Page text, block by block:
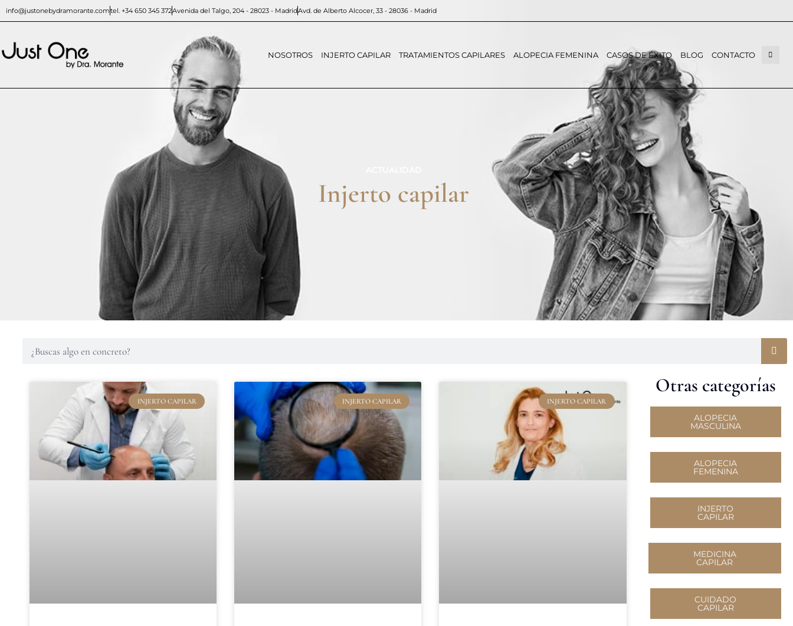
info@justonebydramorante.comtel. +34 650 345 372Avenida del Talgo, 204 - 28023 - MadridAvd. de Alberto Alcocer, 33 - 28036 - Madrid
NOSOTROS INJERTO CAPILAR TRATAMIENTOS CAPILARES ALOPECIA FEMENINA CASOS DE ÉXITO BLOG CONTACTO
Injerto capilar
INJERTO CAPILAR INJERTO CAPILAR INJERTO CAPILAR
Otras categorías
ALOPECIA
MASCULINA
ALOPECIA
FEMENINA
INJERTO
CAPILAR
MEDICINA
CAPILAR
CUIDADO
CAPILAR